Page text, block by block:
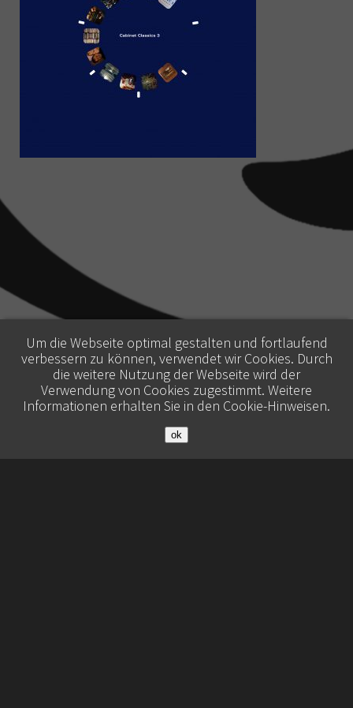
Um die Webseite optimal gestalten und fortlaufend
verbessern zu können, verwendet wir Cookies. Durch
die weitere Nutzung der Webseite wird der
Verwendung von Cookies zugestimmt. Weitere
Informationen erhalten Sie in den Cookie-Hinweisen.
ok